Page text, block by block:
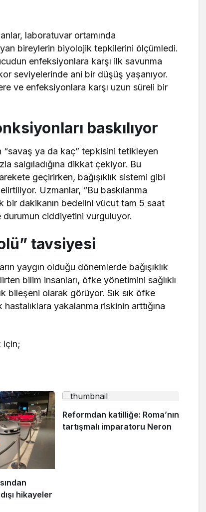
laboratuvar ortamında
bireylerin biyolojik tepkilerini ölçümledi.
enfeksiyonlara karşı ilk savunma
seviyelerinde ani bir düşüş yaşanıyor.
ve enfeksiyonlara karşı uzun süreli bir
baskılıyor
“savaş ya da kaç” tepkisini tetikleyen
salgıladığına dikkat çekiyor. Bu
geçirirken, bağışıklık sistemi gibi
Uzmanlar, “Bu baskılanma
bir dakikanın bedelini vücut tam 5 saat
ciddiyetini vurguluyor.
tavsiyesi
yaygın olduğu dönemlerde bağışıklık
bilim insanları, öfke yönetimini sağlıklı
bileşeni olarak görüyor. Sık sık öfke
yakalanma riskinin arttığına
için;
hikayeler
Reformdan katilliğe: Roma’nın
tartışmalı imparatoru Neron